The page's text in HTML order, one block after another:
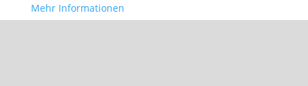
Mehr Informationen
Inhalt entsperren